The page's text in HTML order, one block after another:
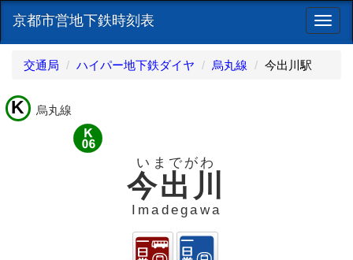
ナ
京都市営地下鉄時刻表
交通局 ハイパー地下鉄ダイヤ 烏丸線 今出川駅
K 烏丸線
いまでがわ
今出川
Imadegawa